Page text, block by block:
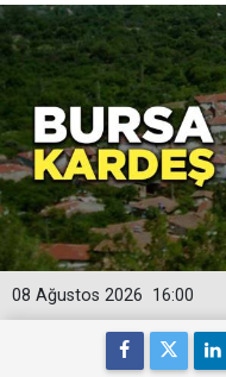
16:00
08 Ağustos 2026